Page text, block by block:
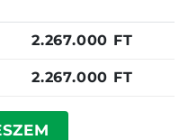
2.267.000 FT
2.267.000 FT